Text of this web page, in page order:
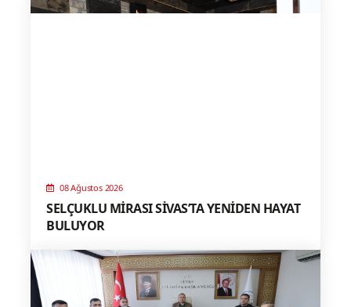
08 Ağustos 2026
SELÇUKLU MİRASI SİVAS’TA YENİDEN HAYAT
BULUYOR